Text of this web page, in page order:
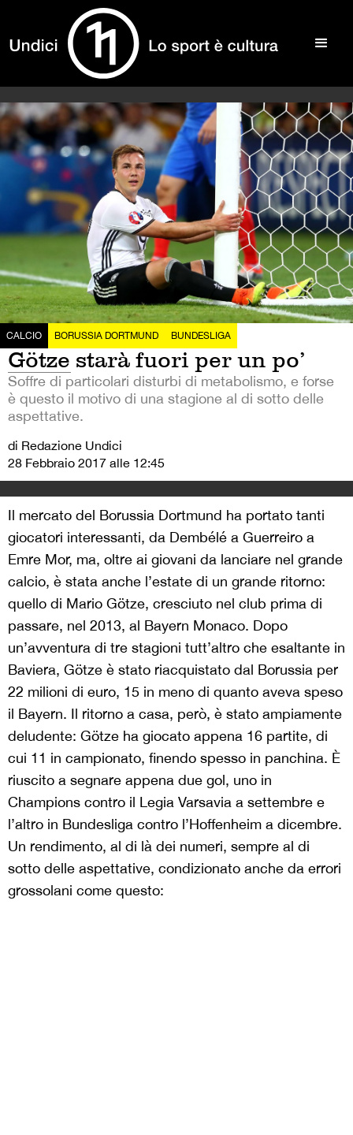
CALCIO BORUSSIA DORTMUND BUNDESLIGA
Götze starà fuori per un po’
Soffre di particolari disturbi di metabolismo, e forse
è questo il motivo di una stagione al di sotto delle
aspettative.
di Redazione Undici
28 Febbraio 2017 alle 12:45
Il mercato del Borussia Dortmund ha portato tanti
giocatori interessanti, da Dembélé a Guerreiro a
Emre Mor, ma, oltre ai giovani da lanciare nel grande
calcio, è stata anche l’estate di un grande ritorno:
quello di Mario Götze, cresciuto nel club prima di
passare, nel 2013, al Bayern Monaco. Dopo
un’avventura di tre stagioni tutt’altro che esaltante in
Baviera, Götze è stato riacquistato dal Borussia per
22 milioni di euro, 15 in meno di quanto aveva speso
il Bayern. Il ritorno a casa, però, è stato ampiamente
deludente: Götze ha giocato appena 16 partite, di
cui 11 in campionato, finendo spesso in panchina. È
riuscito a segnare appena due gol, uno in
Champions contro il Legia Varsavia a settembre e
l’altro in Bundesliga contro l’Hoffenheim a dicembre.
Un rendimento, al di là dei numeri, sempre al di
sotto delle aspettative, condizionato anche da errori
grossolani come questo: